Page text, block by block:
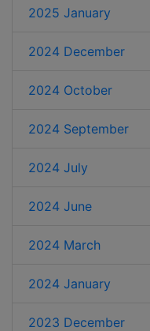
2025 January
2024 December
2024 October
2024 September
2024 July
2024 June
2024 March
2024 January
2023 December